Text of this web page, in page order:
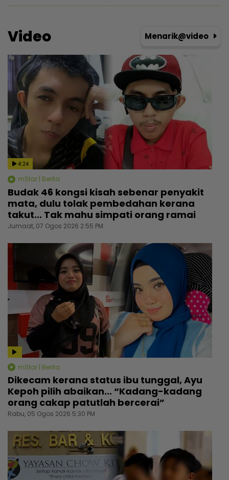
Video Menarik@video
4:24
mStar | Berita
Budak 46 kongsi kisah sebenar penyakit
mata, dulu tolak pembedahan kerana
takut... Tak mahu simpati orang ramai
Jumaat, 07 Ogos 2026 2:55 PM
mStar | Berita
Dikecam kerana status ibu tunggal, Ayu
Kepoh pilih abaikan... “Kadang-kadang
orang cakap patutlah bercerai”
Rabu, 05 Ogos 2026 5:30 PM